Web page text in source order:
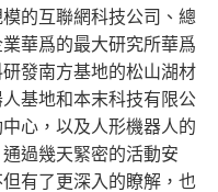
的互聯網科技公司、總
華爲的最大研究所華爲
發南方基地的松山湖材
基地和本末科技有限公
心，以及人形機器人的
過幾天緊密的活動安
有了更深入的瞭解，也